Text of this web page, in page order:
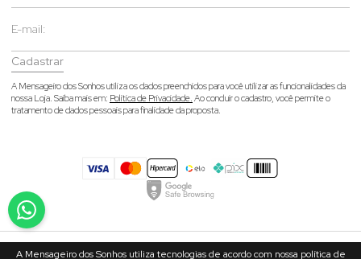
Cadastrar
A Mensageiro dos Sonhos utiliza os dados preenchidos para você utilizar as funcionalidades da
nossa Loja. Saiba mais em: Política de Privacidade. Ao concluir o cadastro, você permite o
tratamento de dados pessoais para finalidade da proposta.
© 2026 Mensageiro dos Sonhos- CNPJ: 02.473.096/0001-30 - Rua João Heil,
A Mensageiro dos Sonhos utiliza tecnologias de acordo com nossa política de